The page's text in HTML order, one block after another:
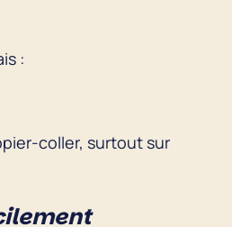
:
coller, surtout sur